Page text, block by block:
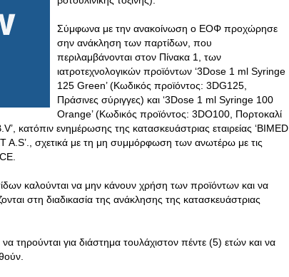
Σύμφωνα με την ανακοίνωση ο ΕΟΦ προχώρησε
σην ανάκληση των παρτίδων, που
περιλαμβάνονται στον Πίνακα 1, των
ιατροτεχνολογικών προϊόντων ‘3Dose 1 ml Syringe
125 Green’ (Κωδικός προϊόντος: 3DG125,
Πράσινες σύριγγες) και ‘3Dose 1 ml Syringe 100
Orange’ (Κωδικός προϊόντος: 3DO100, Πορτοκαλί
κατόπιν ενημέρωσης της κατασκευάστριας εταιρείας ‘BIMED
A.S’., σχετικά με τη μη συμμόρφωση των ανωτέρω με τις
καλούνται να μην κάνουν χρήση των προϊόντων και να
στη διαδικασία της ανάκλησης της κατασκευάστριας
τηρούνται για διάστημα τουλάχιστον πέντε (5) ετών και να